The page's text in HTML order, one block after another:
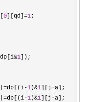
0 ][qd]=1;
dp[i&1 ]);
1 )&1 ][j+a];
1 )&1 ][j-a];